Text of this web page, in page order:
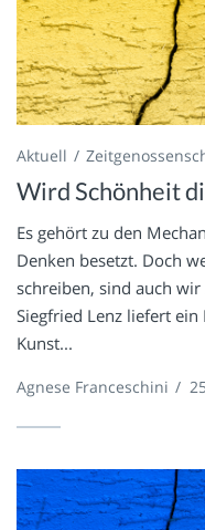
Aktuell
Wird Schönheit
Es gehört zu den
Denken besetzt. Doch
schreiben, sind auch
Siegfried Lenz liefert
Kunst...
Agnese Franceschini /